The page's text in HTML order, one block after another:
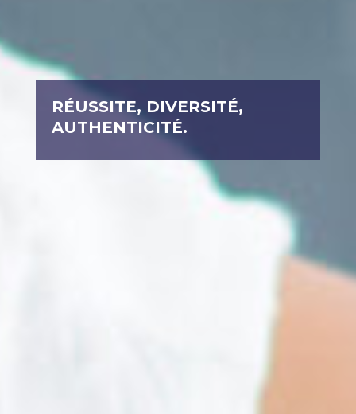
RÉUSSITE, DIVERSITÉ,
AUTHENTICITÉ.